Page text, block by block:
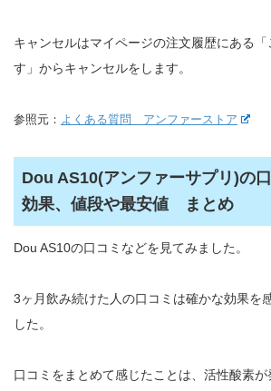
キャンセルはマイページの注文履歴にある
す」からキャンセルをします。
参照元： よくある質問 アンファーストア
Dou AS10(アンファーサプリ)の口
効果、値段や最安値 まとめ
Dou AS10の口コミなどを見てみました。
3ヶ月飲み続けた人の口コミは確かな効果を
した。
口コミをまとめて感じたことは、活性酸素